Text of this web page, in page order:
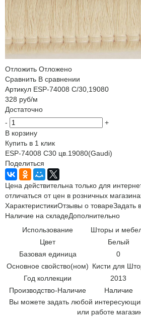
Отложить Отложено
Сравнить В сравнении
Артикул ESP-74008 C/30,19080
328 руб/м
Достаточно
-
+
В корзину
Купить в 1 клик
ESP-74008 C30 цв.19080(Gaudi)
Поделиться
Цена действительна только для
отличаться от цен в розничных
ХарактеристикиОтзывы о товареЗадать
Наличие на складеДополнительно
Использование
Шторы и
Цвет
Белый
Базовая единица
0
Основное свойство(ном) Кисти для
Год коллекции
2013
Производство-Наличие
Наличие
Вы можете задать любой
или работе